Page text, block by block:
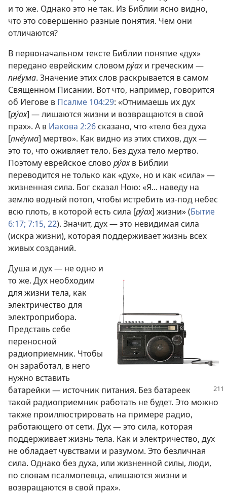
и то же. Однако это не так. Из Библии ясно видно,
что это совершенно разные понятия. Чем они
отличаются?
В первоначальном тексте Библии понятие «дух»
передано еврейским словом ру́ахи греческим —
пне́ума. Значение этих слов раскрывается в самом
Священном Писании. Вот что, например, говорится
об Иегове в Псалме 104:29: «Отнимаешь их дух
[ру́ах] — лишаются жизни и возвращаются в свой
прах». А в Иакова 2:26сказано, что «тело без духа
[пне́ума] мертво». Как видно из этих стихов, дух —
это то, что оживляет тело. Без духа тело мертво.
Поэтому еврейское слово ру́ахв Библии
переводится не только как «дух», но и как «сила» —
жизненная сила. Бог сказал Ною: «Я... наведу на
землю водный потоп, чтобы истребить из-под небес
всю плоть, в которой есть сила [ру́ах] жизни» (Бытие
6:17; 7:15, 22). Значит, дух — это невидимая сила
(искра жизни), которая поддерживает жизнь всех
живых созданий.
Душа и дух — не одно и
то же. Дух необходим
для жизни тела, как
электричество для
электроприбора.
Представь себе
переносной
радиоприемник. Чтобы
он заработал, в него
нужно вставить
батарейки — источник питания. Без батареек
такой радиоприемник работать не будет. Это можно
также проиллюстрировать на примере радио,
работающего от сети. Дух — это сила, которая
поддерживает жизнь тела. Как и электричество, дух
не обладает чувствами и разумом. Это безличная
сила. Однако без духа, или жизненной силы, люди,
по словам псалмопевца, «лишаются жизни и
возвращаются в свой прах».